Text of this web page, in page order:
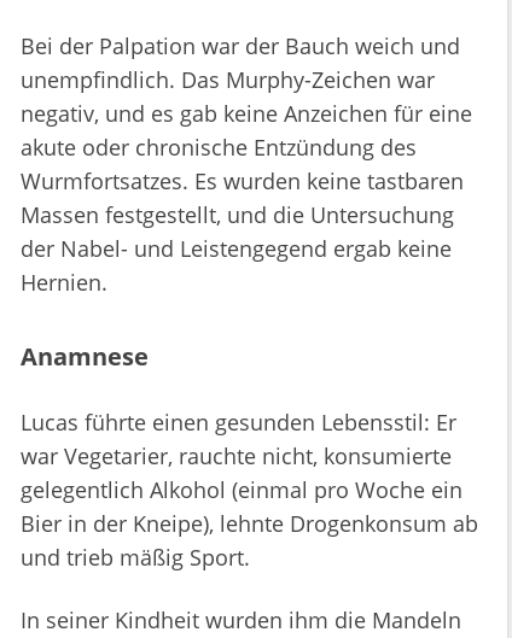
Bei der Palpation war der Bauch weich und
unempfindlich. Das Murphy-Zeichen war
negativ, und es gab keine Anzeichen für eine
akute oder chronische Entzündung des
Wurmfortsatzes. Es wurden keine tastbaren
Massen festgestellt, und die Untersuchung
der Nabel- und Leistengegend ergab keine
Hernien.
Anamnese
Lucas führte einen gesunden Lebensstil: Er
war Vegetarier, rauchte nicht, konsumierte
gelegentlich Alkohol (einmal pro Woche ein
Bier in der Kneipe), lehnte Drogenkonsum ab
und trieb mäßig Sport.
In seiner Kindheit wurden ihm die Mandeln